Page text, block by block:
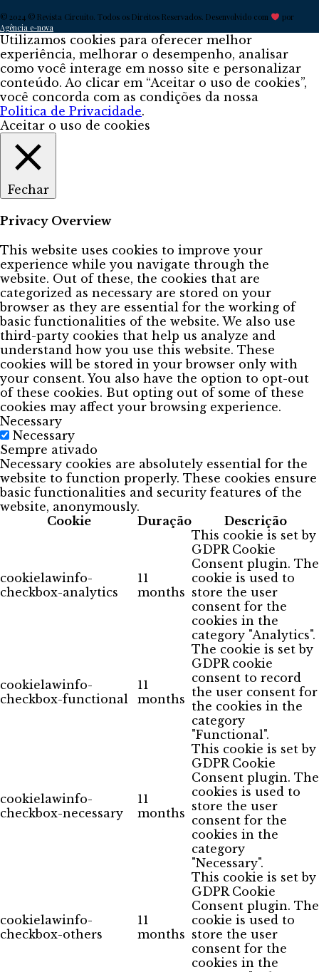
© 2024 © Revista Circuito. Todos os Direitos Reservados. Desenvolvido com
por
Agência e-nova
Utilizamos cookies para oferecer melhor
experiência, melhorar o desempenho, analisar
como você interage em nosso site e personalizar
conteúdo. Ao clicar em “Aceitar o uso de cookies”,
você concorda com as condições da nossa
Politica de Privacidade.
Aceitar o uso de cookies
Fechar
Privacy Overview
This website uses cookies to improve your
experience while you navigate through the
website. Out of these, the cookies that are
categorized as necessary are stored on your
browser as they are essential for the working of
basic functionalities of the website. We also use
third-party cookies that help us analyze and
understand how you use this website. These
cookies will be stored in your browser only with
your consent. You also have the option to opt-out
of these cookies. But opting out of some of these
cookies may affect your browsing experience.
Necessary
Necessary
Sempre ativado
Necessary cookies are absolutely essential for the
website to function properly. These cookies ensure
basic functionalities and security features of the
website, anonymously.
Cookie
Duração Descrição
cookielawinfo-
checkbox-analytics
11
months
This cookie is set by
GDPR Cookie
Consent plugin. The
cookie is used to
store the user
consent for the
cookies in the
category "Analytics".
cookielawinfo-
checkbox-functional
11
months
The cookie is set by
GDPR cookie
consent to record
the user consent for
the cookies in the
category
"Functional".
cookielawinfo-
checkbox-necessary
11
months
This cookie is set by
GDPR Cookie
Consent plugin. The
cookies is used to
store the user
consent for the
cookies in the
category
"Necessary".
cookielawinfo-
checkbox-others
11
months
This cookie is set by
GDPR Cookie
Consent plugin. The
cookie is used to
store the user
consent for the
cookies in the